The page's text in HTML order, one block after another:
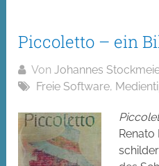
Piccoletto – ein
VonJohannes
Freie Software,
Renato